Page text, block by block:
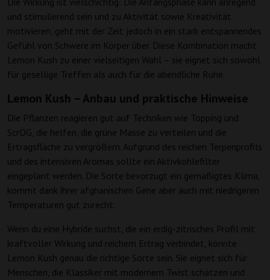
und stimulierend sein und zu Aktivität sowie Kreativität
motivieren, geht mit der Zeit jedoch in ein stark entspannendes
Gefühl von Schwere im Körper über. Diese Kombination macht
Lemon Kush zu einer vielseitigen Wahl – sie eignet sich sowohl
für gesellige Treffen als auch für die abendliche Ruhe.
Lemon Kush – Anbau und praktische Hinweise
Die Pflanzen reagieren gut auf Techniken wie Topping und
ScrOG, die helfen, die grüne Masse zu verteilen und die
Ertragsfläche zu vergrößern. Aufgrund des reichen Terpenprofils
und des intensiven Aromas sollte ein Aktivkohlefilter
eingeplant werden. Die Sorte bevorzugt ein gemäßigtes Klima,
kommt dank ihrer afghanischen Gene aber auch mit niedrigeren
Temperaturen gut zurecht.
Wenn du eine Hybride suchst, die ein erdig-zitrisches Profil mit
kraftvoller Wirkung und reichem Ertrag verbindet, könnte
Lemon Kush genau die richtige Sorte sein. Sie eignet sich für
Menschen, die Klassiker mit modernem Twist schätzen und